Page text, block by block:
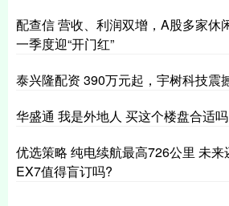
配查信 营收、利润双增，A股多家休
一季度迎“开门红”
泰兴隆配资 390万元起，宇树科技震
华盛通 我是外地人 买这个楼盘合适吗
优选策略 纯电续航最高726公里 未
EX7值得盲订吗?